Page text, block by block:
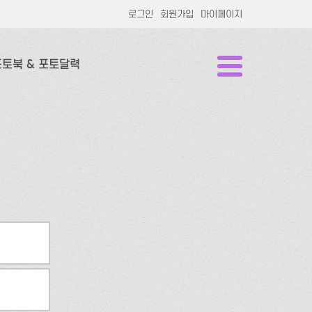
로그인 회원가입 마이페이지
북 & 포토달력